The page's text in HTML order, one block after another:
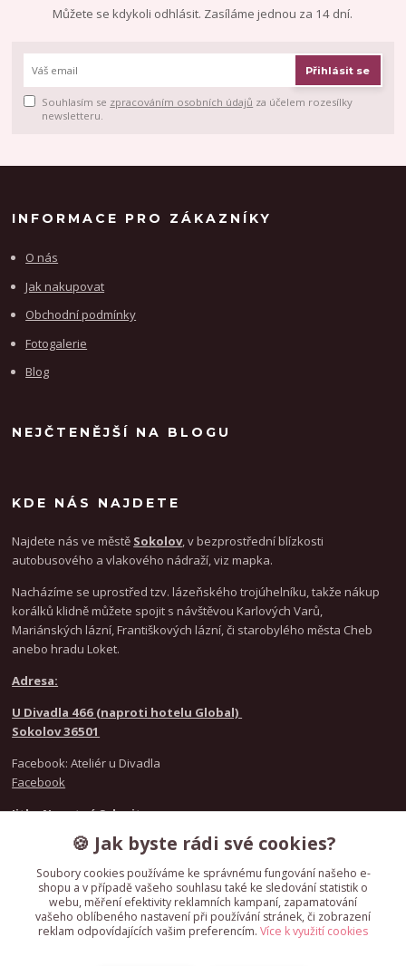
Můžete se kdykoli odhlásit. Zasíláme jednou za 14 dní.
Přihlásit se
Souhlasím se zpracováním osobních údajů za účelem rozesílky
newsletteru.
INFORMACE PRO ZÁKAZNÍKY
O nás
Jak nakupovat
Obchodní podmínky
Fotogalerie
Blog
NEJČTENĚJŠÍ NA BLOGU
KDE NÁS NAJDETE
Najdete nás ve městě Sokolov, v bezprostřední blízkosti
autobusového a vlakového nádraží, viz mapka.
Nacházíme se uprostřed tzv. lázeňského trojúhelníku, takže nákup
korálků klidně můžete spojit s návštěvou Karlových Varů,
Mariánských lázní, Františkových lázní, či starobylého města Cheb
anebo hradu Loket.
Adresa:
U Divadla 466 (naproti hotelu Global)
Sokolov 36501
Facebook: Ateliér u Divadla
Facebook
Jitka Novotná Schmitz
+420 777 021 916
Nicole Kunzeová
+420 720 986 846
61783358
Dodavatel není plátcem DPH.
🍪 Jak byste rádi své cookies?
Soubory cookies používáme ke správnému fungování našeho e-
shopu a v případě vašeho souhlasu také ke sledování statistik o
webu, měření efektivity reklamních kampaní, zapamatování
vašeho oblíbeného nastavení při používání stránek, či zobrazení
reklam odpovídajících vašim preferencím. Více k využití cookies